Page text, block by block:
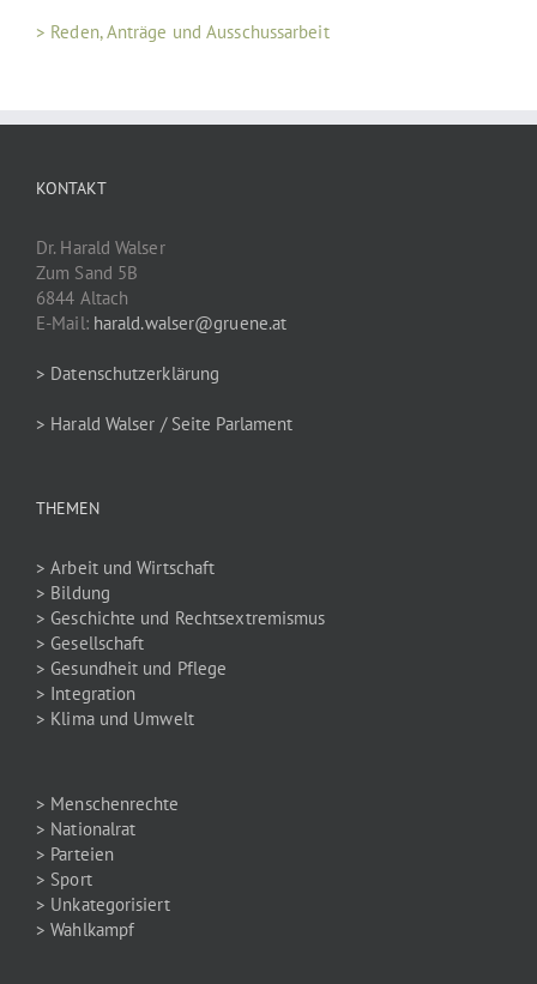
> Reden, Anträge und Ausschussarbeit
KONTAKT
Dr. Harald Walser
Zum Sand 5B
6844 Altach
E-Mail: harald.walser@gruene.at
> Datenschutzerklärung
> Harald Walser / Seite Parlament
THEMEN
> Arbeit und Wirtschaft
> Bildung
> Geschichte und Rechtsextremismus
> Gesellschaft
> Gesundheit und Pflege
> Integration
> Klima und Umwelt
> Menschenrechte
> Nationalrat
> Parteien
> Sport
> Unkategorisiert
> Wahlkampf